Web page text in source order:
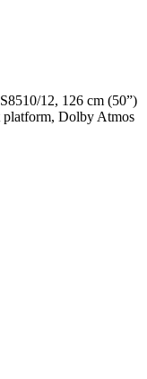
12, 126 cm (50”)
platform, Dolby Atmos